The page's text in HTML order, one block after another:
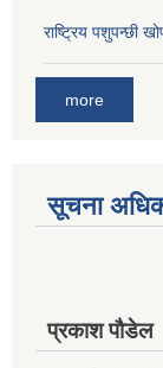
राष्ट्रिय पशुपन्छी
more
सूचना
प्रकाश पौडेल